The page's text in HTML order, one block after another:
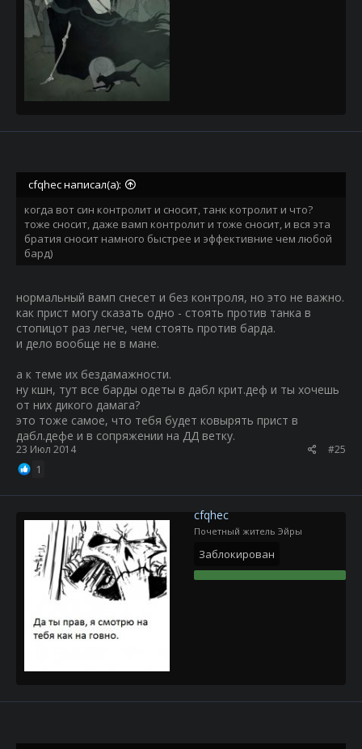
cfqhec написал(а):
когда вот син контролит и сносит, танк котролит и что?
тоже сносит, даже вамп контролит и тоже сносит, и вся эта
братия сносит намного быстрее и эффективние чем любой
бард)
нормальный вамп снесет и без контроля, но это не важно.
как прист могу сказать одно - стоять против танка в
стопицот раз легче, чем стоять против барда.
и дело вообще не в мане.
а к теме их бездамажности.
ну кшн, тут все барды одеты в дабл крит.деф и ты хочешь
от них дикого дамага?
это тоже самое, что тебя будет ковырять прист в
дабл.дефе и в сопряжении на ДД ветку.
23 Июл 2014 #25
1
cfqhec
Почетный житель Эйры
Заблокирован